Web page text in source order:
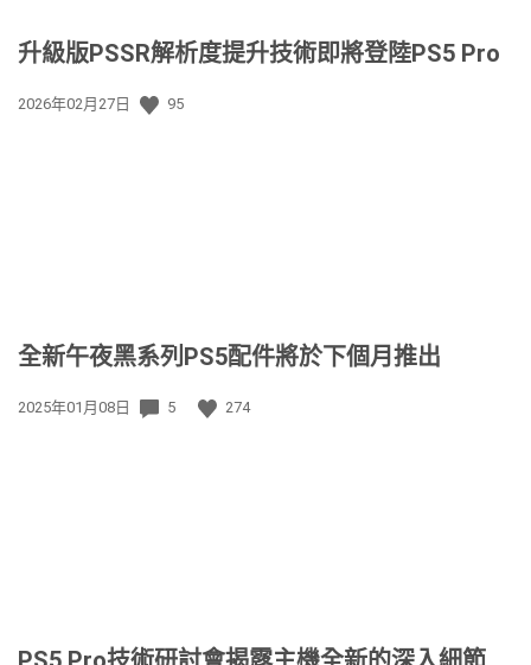
升級版PSSR解析度提升技術即將登陸PS5 Pro
發
2026年02月27日 95
全新午夜黑系列PS5配件將於下個月推出
發
2025年01月08日 5 274